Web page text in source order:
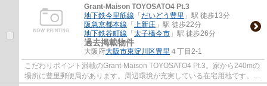
Grant-Maison TOYOSATO4 Pt.3
地下鉄今里筋線 「 だいどう豊里 」駅 徒歩13分
阪急京都本線 「 上新庄 」駅 徒歩22分
地下鉄谷町線 「 太子橋今市 」駅 徒歩26分
過去掲載物件
大阪府大阪市東淀川区豊里 ４丁目2-1
こだわりポイント満載のGrant-Maison TOYOSATO4 Pt.3。家から240mの
場所に豊里郵便局があります。周辺環境が充実している在宅用地です。環